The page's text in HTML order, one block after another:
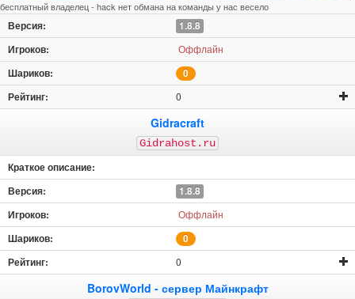
бесплатный владелец - hack нет обмана на команды у нас весело
1.8.8
Оффлайн
0
0
Gidracraft
Gidrahost.ru
1.8.8
Оффлайн
0
0
BorovWorld - сервер Майнкрафт